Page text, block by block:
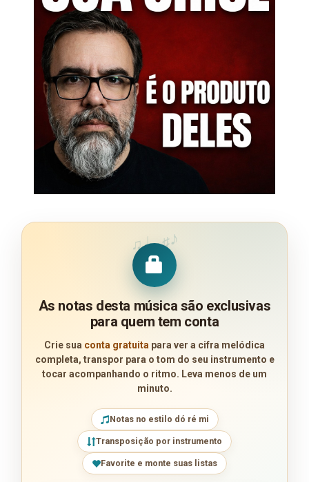
♫♩♯♪
As notas desta música são exclusivas
para quem tem conta
Crie sua conta gratuita para ver a cifra melódica
completa, transpor para o tom do seu instrumento e
tocar acompanhando o ritmo. Leva menos de um
minuto.
Notas no estilo dó ré mi
Transposição por instrumento
Favorite e monte suas listas